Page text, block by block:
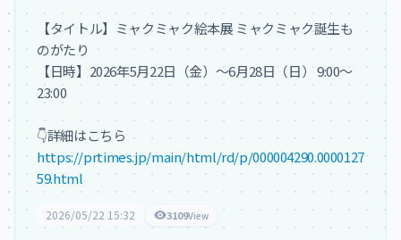
【タイトル】ミャクミャク絵本展 ミャクミャク誕生も
のがたり
【日時】2026年5月22日（金）～6月28日（日） 9:00～
23:00
https://prtimes.jp/main/html/rd/p/000004290.0000127
59.html
2026/05/22 15:32 3109View